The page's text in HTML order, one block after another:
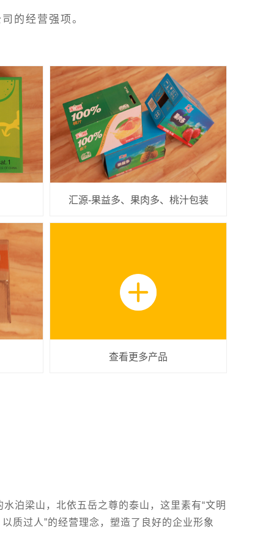
的经营强项。
汇源-果益多、果肉多、桃汁包装
查看更多产品
泊梁山，北依五岳之尊的泰山，这里素有“文明
质过人”的经营理念，塑造了良好的企业形象